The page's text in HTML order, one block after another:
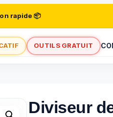
rapide 📦
OUTILS GRATUIT
Diviseur